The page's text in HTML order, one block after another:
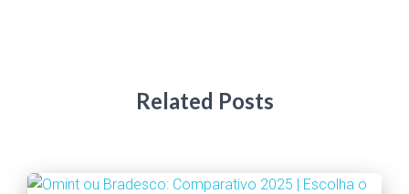
Related Posts